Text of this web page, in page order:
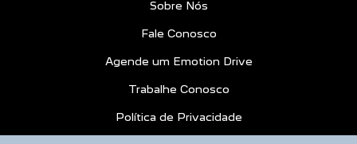
Agendamento de Serviços
CONTATO
Sobre Nós
Fale Conosco
Agende um Emotion Drive